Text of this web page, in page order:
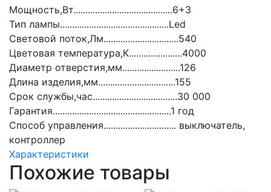
Мощность,Вт.........................................6+3
Тип лампы.............................................Led
Световой поток,Лм...............................540
Цветовая температура,К......................4000
Диаметр отверстия,мм........................126
Длина изделия,мм................................155
Срок службы,час...................................30 000
Гарантия.................................................1 год
Способ управления.............................. выключатель,
контроллер
Характеристики
Похожие товары